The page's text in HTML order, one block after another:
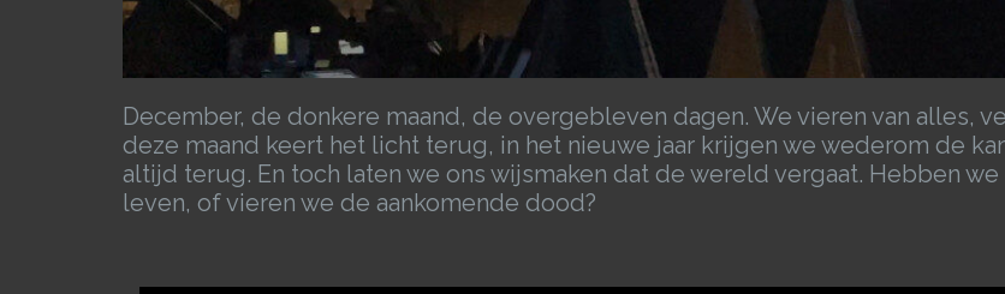
December, de donkere maand, de overgebleven dagen. We vieren van alles,
deze maand keert het licht terug, in het nieuwe jaar krijgen we wederom de
altijd terug. En toch laten we ons wijsmaken dat de wereld vergaat. Hebben
leven, of vieren we de aankomende dood?